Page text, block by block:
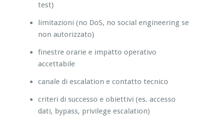
test)
limitazioni (no DoS, no social engineering se
non autorizzato)
finestre orarie e impatto operativo
accettabile
canale di escalation e contatto tecnico
criteri di successo e obiettivi (es. accesso
dati, bypass, privilege escalation)